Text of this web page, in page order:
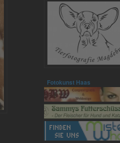
Fotokunst Haas